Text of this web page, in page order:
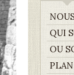
QUI
OU